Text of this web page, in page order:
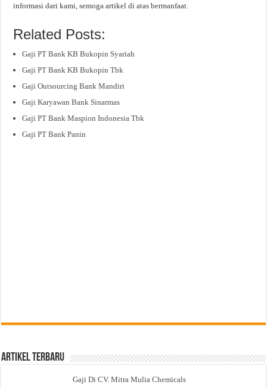
informasi dari kami, semoga artikel di atas bermanfaat.
Related Posts:
Gaji PT Bank KB Bukopin Syariah
Gaji PT Bank KB Bukopin Tbk
Gaji Outsourcing Bank Mandiri
Gaji Karyawan Bank Sinarmas
Gaji PT Bank Maspion Indonesia Tbk
Gaji PT Bank Panin
Artikel Terbaru
Gaji Di CV. Mitra Mulia Chemicals